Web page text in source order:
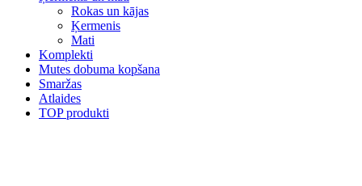
Rokas un kājas
Ķermenis
Mati
Komplekti
Mutes dobuma kopšana
Smaržas
Atlaides
TOP produkti